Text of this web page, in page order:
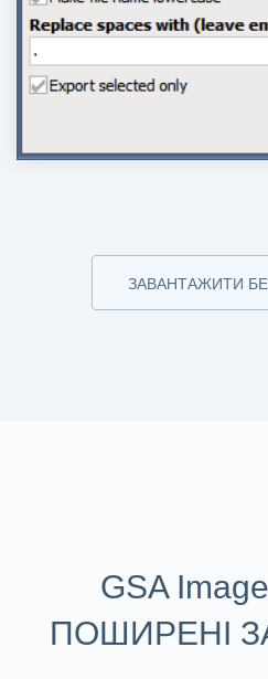
ЗАВАНТАЖИТИ
GSA
ПОШИРЕНІ